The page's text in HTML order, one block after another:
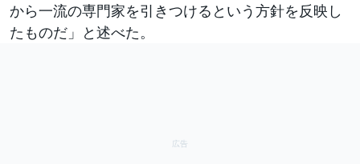
から一流の専門家を引きつけるという方針を反映し
たものだ」と述べた。